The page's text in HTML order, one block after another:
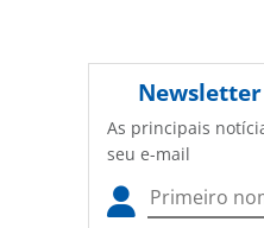
Newsletter
As principais
seu e-mail